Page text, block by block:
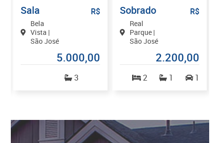
Sala
Bela
Vista |
São José
R$
5.000,00
3
Sobrado
Real
Parque |
São José
R$
2.200,00
2 1 1